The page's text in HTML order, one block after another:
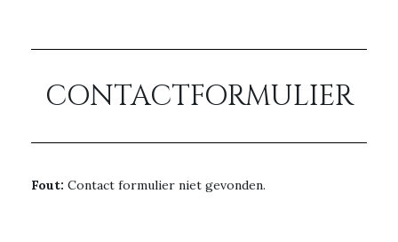
CONTACTFORMULIER
Fout: Contact formulier niet gevonden.